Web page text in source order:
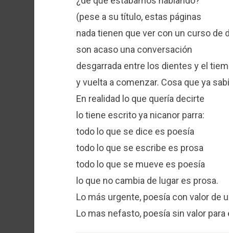
(pese a su título, estas páginas
nada tienen que ver con un curso de
son acaso una conversación
desgarrada entre los dientes y el
y vuelta a comenzar. Cosa que ya
En realidad lo que quería decirte
lo tiene escrito ya nicanor parra:
todo lo que se dice es poesía
todo lo que se escribe es prosa
todo lo que se mueve es poesía
lo que no cambia de lugar es prosa.
Lo más urgente, poesía con valor de
Lo mas nefasto, poesía sin valor para